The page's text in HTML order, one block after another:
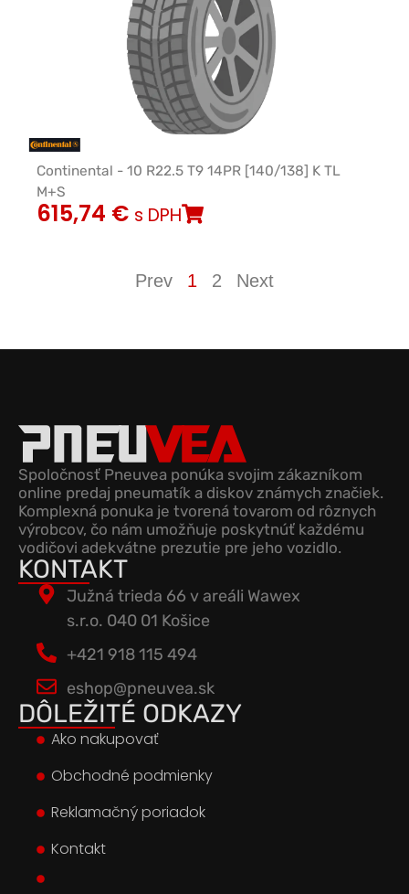
Continental - 10 R22.5 T9 14PR [140/138] K TL
M+S
615,74 € s DPH
Prev 1 2 Next
Spoločnosť Pneuvea ponúka svojim zákazníkom
online predaj pneumatík a diskov známych značiek.
Komplexná ponuka je tvorená tovarom od rôznych
výrobcov, čo nám umožňuje poskytnúť každému
vodičovi adekvátne prezutie pre jeho vozidlo.
KONTAKT
Južná trieda 66 v areáli Wawex
s.r.o. 040 01 Košice
+421 918 115 494
eshop@pneuvea.sk
DÔLEŽITÉ ODKAZY
Ako nakupovať
Obchodné podmienky
Reklamačný poriadok
Kontakt